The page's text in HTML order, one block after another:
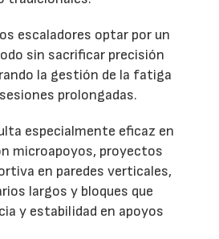
escaladores optar por un
sin sacrificar precisión
la gestión de la fatiga
prolongadas.
especialmente eficaz en
microapoyos, proyectos
en paredes verticales,
largos y bloques que
y estabilidad en apoyos